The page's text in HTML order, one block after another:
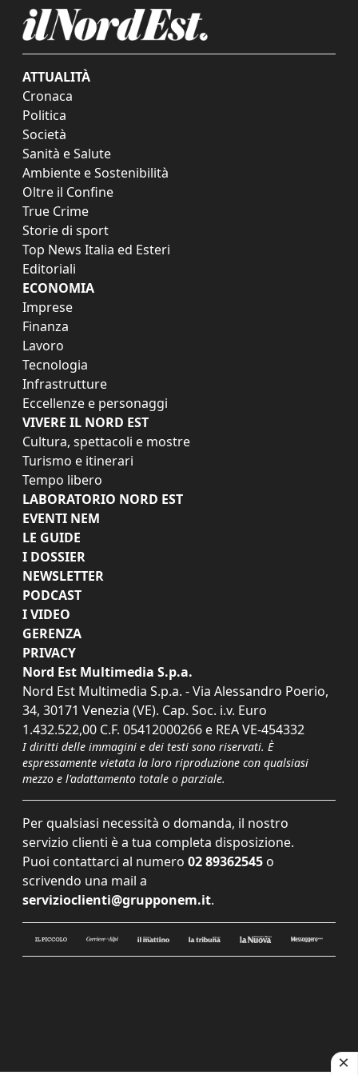
ATTUALITÀ
Cronaca
Politica
Società
Sanità e Salute
Ambiente e Sostenibilità
Oltre il Confine
True Crime
Storie di sport
Top News Italia ed Esteri
Editoriali
ECONOMIA
Imprese
Finanza
Lavoro
Tecnologia
Infrastrutture
Eccellenze e personaggi
VIVERE IL NORD EST
Cultura, spettacoli e mostre
Turismo e itinerari
Tempo libero
LABORATORIO NORD EST
EVENTI NEM
LE GUIDE
I DOSSIER
NEWSLETTER
PODCAST
I VIDEO
GERENZA
PRIVACY
Nord Est Multimedia S.p.a.
Nord Est Multimedia S.p.a. - Via Alessandro Poerio,
34, 30171 Venezia (VE). Cap. Soc. i.v. Euro
1.432.522,00 C.F. 05412000266 e REA VE-454332
I diritti delle immagini e dei testi sono riservati. È
espressamente vietata la loro riproduzione con qualsiasi
mezzo e l'adattamento totale o parziale.
Per qualsiasi necessità o domanda, il nostro
servizio clienti è a tua completa disposizione.
Puoi contattarci al numero 02 89362545 o
scrivendo una mail a
servizioclienti@grupponem.it.